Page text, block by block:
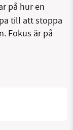
Tipsa oss
på hur en
till att stoppa
Fokus är på